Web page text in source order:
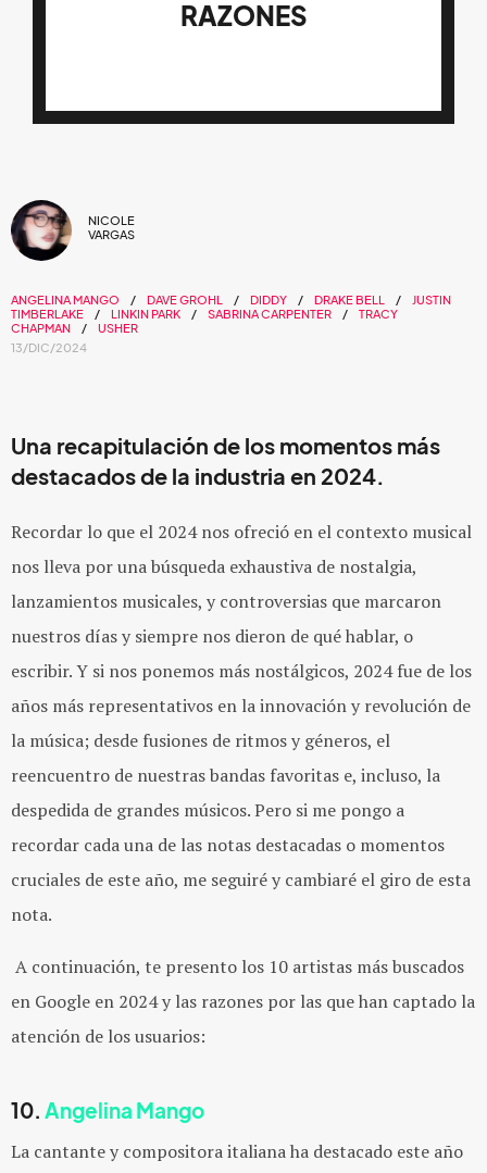
RAZONES
NICOLE
VARGAS
ANGELINA MANGO DAVE GROHL DIDDY DRAKE BELL
JUSTIN
TIMBERLAKE
LINKIN PARK SABRINA CARPENTER
TRACY
CHAPMAN
USHER
13/DIC/2024
Una recapitulación de los momentos más
destacados de la industria en 2024.
Recordar lo que el 2024 nos ofreció en el contexto musical
nos lleva por una búsqueda exhaustiva de nostalgia,
lanzamientos musicales, y controversias que marcaron
nuestros días y siempre nos dieron de qué hablar, o
escribir. Y si nos ponemos más nostálgicos, 2024 fue de los
años más representativos en la innovación y revolución de
la música; desde fusiones de ritmos y géneros, el
reencuentro de nuestras bandas favoritas e, incluso, la
despedida de grandes músicos. Pero si me pongo a
recordar cada una de las notas destacadas o momentos
cruciales de este año, me seguiré y cambiaré el giro de esta
nota.
A continuación, te presento los 10 artistas más buscados
en Google en 2024 y las razones por las que han captado la
atención de los usuarios:
10. Angelina Mango
La cantante y compositora italiana ha destacado este año